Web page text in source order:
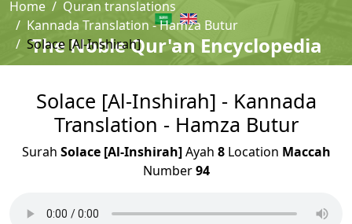
The Noble Qur'an Encyclopedia
Home
Quran translations
Kannada Translation - Hamza Butur
Solace [Al-Inshirah]
Solace [Al-Inshirah] - Kannada
Translation - Hamza Butur
Surah Solace [Al-Inshirah]Ayah 8Location Maccah
Number94